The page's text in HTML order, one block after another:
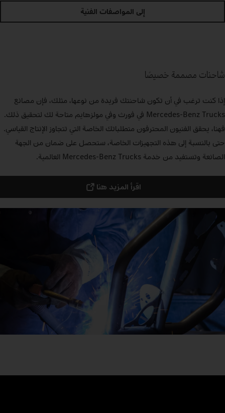
إلى المواصفات الفنية
شاحنات مصممة خصيصًا
إذا كنت ترغب في أن تكون شاحنتك فريدة من نوعها، مثلك، فإن مصانع
Mercedes‑Benz Trucks في فورث وفي مولزهايم متاحة لك لتحقيق ذلك.
فهنا، يحقق الفنيون المحترفون متطلباتك الخاصة التي تتجاوز الإنتاج القياسي.
حتى بالنسبة إلى هذه التجهيزات الخاصة، ستحصل على ضمان من الجهة
الصانعة وتستفيد من خدمة Mercedes‑Benz Trucks العالمية.
اقرأ المزيد هنا